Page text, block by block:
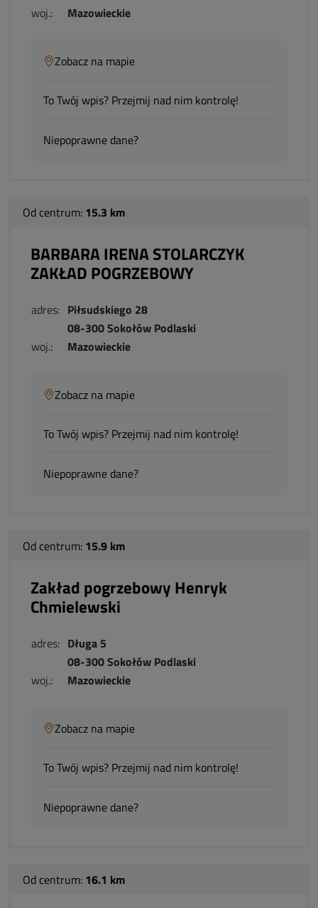
woj.:
Mazowieckie
Zobacz na mapie
To Twój wpis? Przejmij nad nim kontrolę!
Niepoprawne dane?
Od centrum: 15.3 km
BARBARA IRENA STOLARCZYK
ZAKŁAD POGRZEBOWY
adres: Piłsudskiego 28
08-300 Sokołów Podlaski
woj.:
Mazowieckie
Zobacz na mapie
To Twój wpis? Przejmij nad nim kontrolę!
Niepoprawne dane?
Od centrum: 15.9 km
Zakład pogrzebowy Henryk
Chmielewski
adres: Długa 5
08-300 Sokołów Podlaski
woj.:
Mazowieckie
Zobacz na mapie
To Twój wpis? Przejmij nad nim kontrolę!
Niepoprawne dane?
Od centrum: 16.1 km